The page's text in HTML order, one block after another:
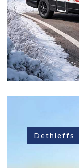
Dethleffs